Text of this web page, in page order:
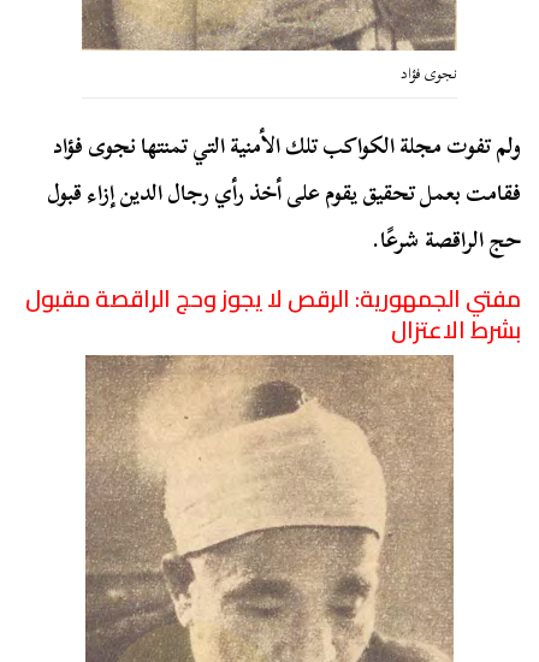
نجوى فؤاد
ولم تفوت مجلة الكواكب تلك الأمنية التي تمنتها نجوى فؤاد
فقامت بعمل تحقيق يقوم على أخذ رأي رجال الدين إزاء قبول
حج الراقصة شرعًا.
مفتي الجمهورية: الرقص لا يجوز وحج الراقصة مقبول
بشرط الاعتزال